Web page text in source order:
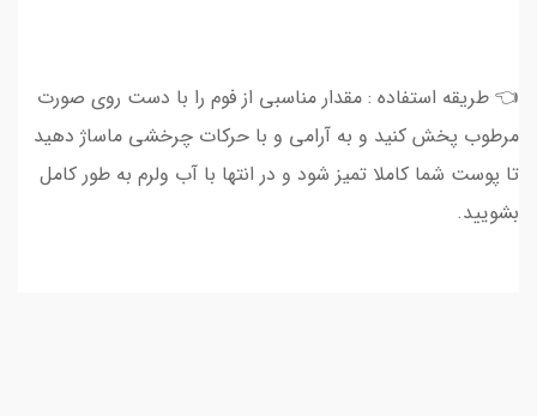
👈 طریقه استفاده : مقدار مناسبی از فوم را با دست روی صورت
مرطوب پخش کنید و به آرامی و با حرکات چرخشی ماساژ دهید
تا پوست شما کاملا تمیز شود و در انتها با آب ولرم به طور کامل
بشویید.